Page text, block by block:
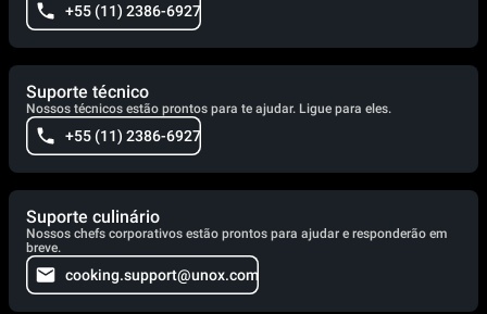
+55 (11) 2386-6927
Suporte técnico
Nossos técnicos estão prontos para te ajudar. Ligue para eles.
+55 (11) 2386-6927
Suporte culinário
Nossos chefs corporativos estão prontos para ajudar e responderão em
breve.
cooking.support@unox.com